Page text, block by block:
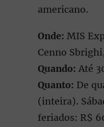
americano.
Onde: MIS
Cenno
Quando: Até
Quanto: De
(inteira).
feriados: R$